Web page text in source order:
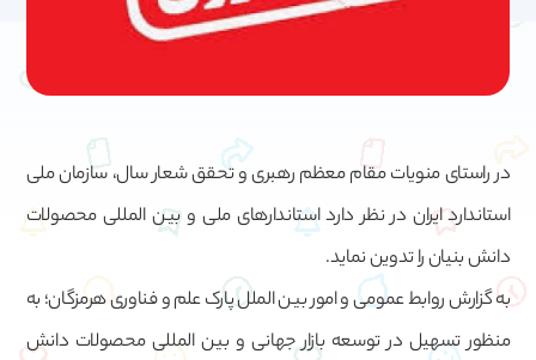
در راستای منویات مقام معظم رهبری و تحقق شعار سال، سازمان ملی
استاندارد ایران در نظر دارد استاندارهای ملی و بین المللی محصولات
دانش بنیان را تدوین نماید.
به گزارش روابط عمومی و امور بین الملل پارک علم و فناوری هرمزگان؛ به
منظور تسهیل در توسعه بازار جهانی و بین المللی محصولات دانش